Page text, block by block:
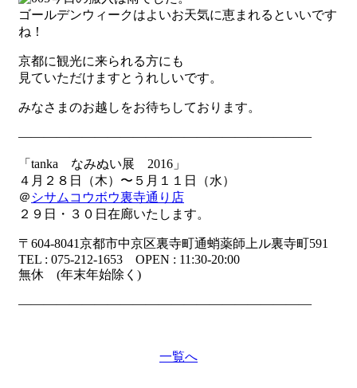
ゴールデンウィークはよいお天気に恵まれるといいです
ね！
京都に観光に来られる方にも
見ていただけますとうれしいです。
みなさまのお越しをお待ちしております。
———————————————————————
「tanka なみぬい展 2016」
４月２８日（木）〜５月１１日（水）
＠ シサムコウボウ裏寺通り店
２９日・３０日在廊いたします。
〒604-8041京都市中京区裏寺町通蛸薬師上ル裏寺町591
TEL : 075-212-1653 OPEN : 11:30-20:00
無休 (年末年始除く)
———————————————————————
一覧へ